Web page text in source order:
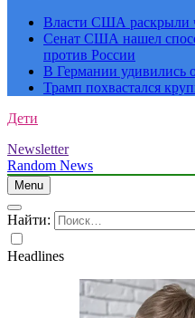
Власти США раскрыли
Сенат США нашел
против России
В Германии удивились
Трамп похвастался
Дети
Newsletter
Random News
Menu
Найти:
Headlines